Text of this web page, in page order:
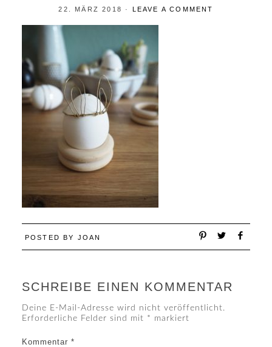
22. MÄRZ 2018 · LEAVE A COMMENT
POSTED BY JOAN
SCHREIBE EINEN KOMMENTAR
Deine E-Mail-Adresse wird nicht veröffentlicht.
Erforderliche Felder sind mit * markiert
Kommentar *